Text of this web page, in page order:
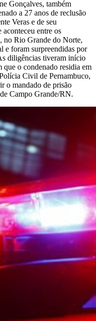
Gonçalves, também
a 27 anos de reclusão
Veras e de seu
entre os
no Rio Grande do Norte,
e foram surpreendidas por
diligências tiveram início
o condenado residia em
Civil de Pernambuco,
o mandado de prisão
Campo Grande/RN.